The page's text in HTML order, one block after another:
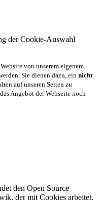
der Cookie-Auswahl
von unserem eigenem
Sie dienen dazu, ein nicht
auf unseren Seiten zu
Angebot der Webseite noch
den Open Source
der mit Cookies arbeitet.